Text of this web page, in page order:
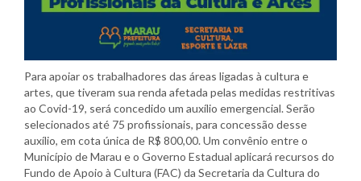
Para apoiar os trabalhadores das áreas ligadas à cultura e
artes, que tiveram sua renda afetada pelas medidas restritivas
ao Covid-19, será concedido um auxílio emergencial. Serão
selecionados até 75 profissionais, para concessão desse
auxílio, em cota única de R$ 800,00. Um convênio entre o
Município de Marau e o Governo Estadual aplicará recursos do
Fundo de Apoio à Cultura (FAC) da Secretaria da Cultura do